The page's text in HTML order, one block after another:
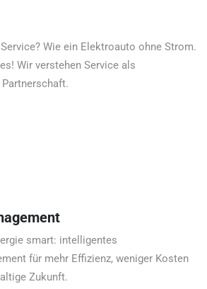
Wie ein Elektroauto ohne Strom.
Wir verstehen Service als
smart: intelligentes
für mehr Effizienz, weniger Kosten
Zukunft.